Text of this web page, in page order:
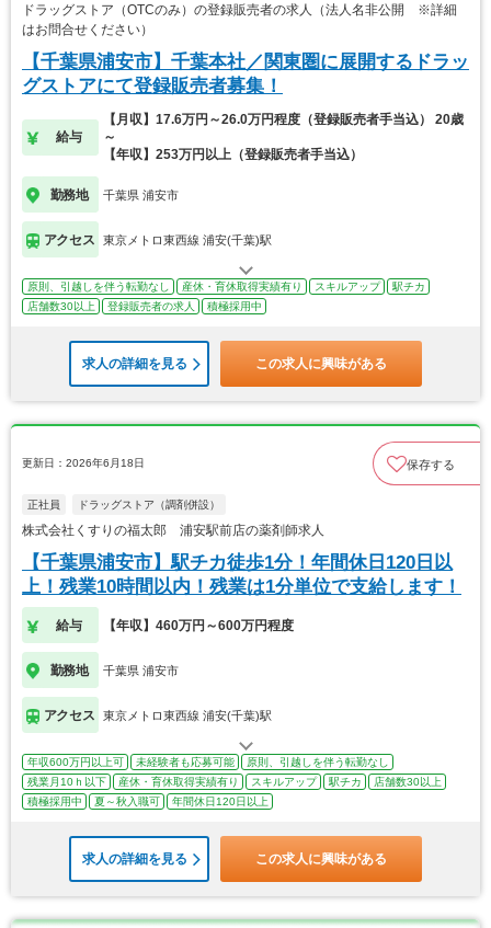
ドラッグストア（OTCのみ）の登録販売者の求人（法人名非公開 ※詳細
はお問合せください）
【千葉県浦安市】千葉本社／関東圏に展開するドラッ
グストアにて登録販売者募集！
給与
【月収】17.6万円～26.0万円程度（登録販売者手当込） 20歳
～
【年収】253万円以上（登録販売者手当込）
勤務地 千葉県 浦安市
アクセス 東京メトロ東西線 浦安(千葉)駅
原則、引越しを伴う転勤なし 産休・育休取得実績有り スキルアップ
駅チカ
店舗数30以上
登録販売者の求人 積極採用中
求人の詳細を見る この求人に興味がある
更新日：2026年6月18日 保存する
正社員 ドラッグストア（調剤併設）
株式会社くすりの福太郎 浦安駅前店の薬剤師求人
【千葉県浦安市】駅チカ徒歩1分！年間休日120日以
上！残業10時間以内！残業は1分単位で支給します！
給与 【年収】460万円～600万円程度
勤務地 千葉県 浦安市
アクセス 東京メトロ東西線 浦安(千葉)駅
年収600万円以上可 未経験者も応募可能
原則、引越しを伴う転勤なし
残業月10ｈ以下
産休・育休取得実績有り スキルアップ 駅チカ
店舗数30以上
積極採用中
夏～秋入職可 年間休日120日以上
求人の詳細を見る この求人に興味がある